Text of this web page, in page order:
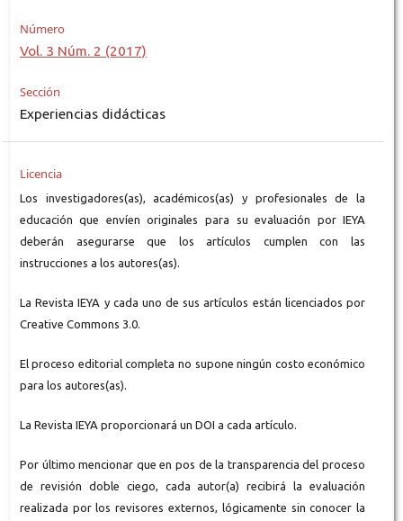
Número
Vol. 3 Núm. 2 (2017)
Sección
Experiencias didácticas
Licencia
Los investigadores(as), académicos(as) y profesionales de la
educación que envíen originales para su evaluación por IEYA
deberán asegurarse que los artículos cumplen con las
instrucciones a los autores(as).
La Revista IEYA y cada uno de sus artículos están licenciados por
Creative Commons 3.0.
El proceso editorial completa no supone ningún costo económico
para los autores(as).
La Revista IEYA proporcionará un DOI a cada artículo.
Por último mencionar que en pos de la transparencia del proceso
de revisión doble ciego, cada autor(a) recibirá la evaluación
realizada por los revisores externos, lógicamente sin conocer la